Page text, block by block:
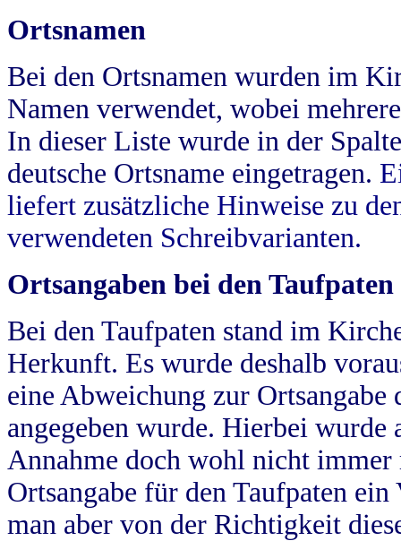
Ortsnamen
Bei den Ortsnamen wurden im
Namen verwendet, wobei
In dieser Liste wurde in der
deutsche Ortsname eingetragen.
liefert zusätzliche Hinweise zu
verwendeten Schreibvarianten.
Ortsangaben bei den Taufpaten
Bei den Taufpaten stand im
Herkunft. Es wurde deshalb
eine Abweichung zur
angegeben wurde. Hierbei wurde
Annahme doch wohl nicht
Ortsangabe für den Taufpaten
man aber von der Richtigkeit